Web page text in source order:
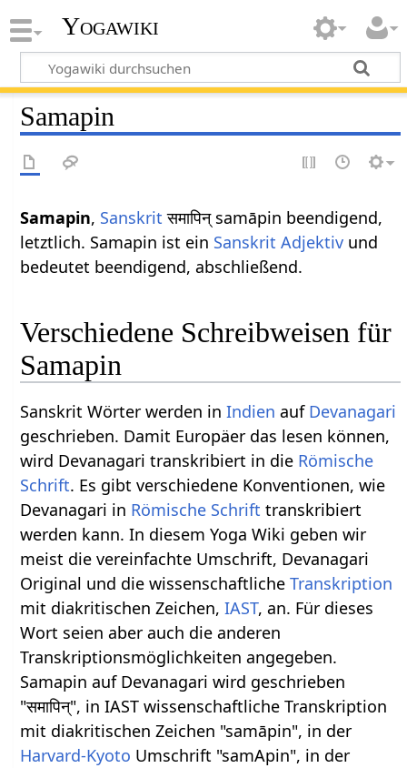
Yogawiki
Samapin
Samapin, Sanskrit समापिन् samāpin beendigend,
letztlich. Samapin ist ein Sanskrit Adjektiv und
bedeutet beendigend, abschließend.
Verschiedene Schreibweisen für
Samapin
Sanskrit Wörter werden inIndien auf Devanagari
geschrieben. Damit Europäer das lesen können,
wird Devanagari transkribiert in die Römische
Schrift. Es gibt verschiedene Konventionen, wie
Devanagari in Römische Schrift transkribiert
werden kann. In diesem Yoga Wiki geben wir
meist die vereinfachte Umschrift, Devanagari
Original und die wissenschaftlicheTranskription
mit diakritischen Zeichen,IAST, an. Für dieses
Wort seien aber auch die anderen
Transkriptionsmöglichkeiten angegeben.
Samapin auf Devanagari wird geschrieben
"समापिन्", in IAST wissenschaftliche Transkription
mit diakritischen Zeichen "samāpin", in der
Harvard-Kyoto Umschrift "samApin", in der